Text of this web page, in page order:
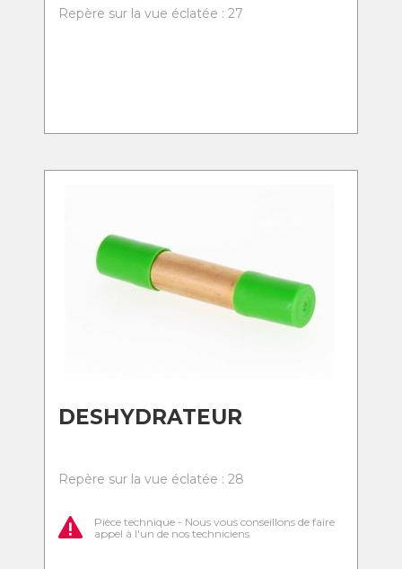
Repère sur la vue éclatée : 27
DESHYDRATEUR
Repère sur la vue éclatée : 28
Pièce technique - Nous vous conseillons de faire
appel à l'un de nos techniciens